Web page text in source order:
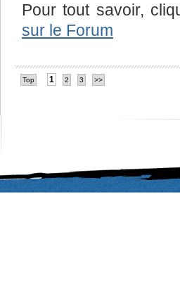
Pour tout savoir,
sur le Forum
Top 1 2 3 >>